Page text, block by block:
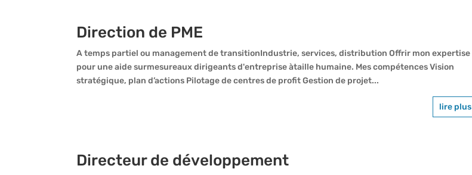
Direction de PME
A temps partiel ou management de transitionIndustrie, services, distribution Offrir mon expertise
pour une aide surmesureaux dirigeants d'entreprise àtaille humaine. Mes compétences Vision
stratégique, plan d’actions Pilotage de centres de profit Gestion de projet...
lire plus
Directeur de développement